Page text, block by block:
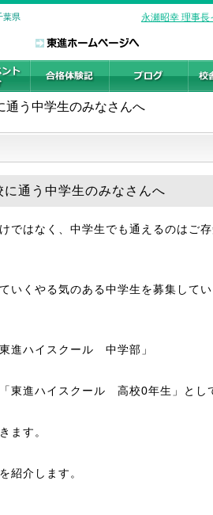
葉県 永瀬昭幸 理事長
通う中学生のみなさんへ
通う中学生のみなさんへ
ではなく、中学生でも通えるのはご
いくやる気のある中学生を募集してい
進ハイスクール 中学部」
東進ハイスクール 高校0年生」とし
ます。
紹介します。